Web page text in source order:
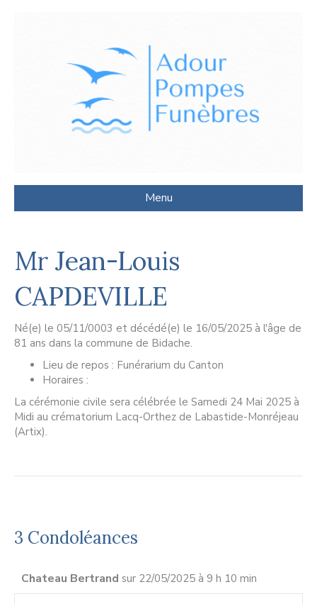
Menu
Mr Jean-Louis
CAPDEVILLE
Né(e) le 05/11/0003 et décédé(e) le 16/05/2025 à l'âge de
81 ans dans la commune de Bidache.
Lieu de repos : Funérarium du Canton
Horaires :
La cérémonie civile sera célébrée le Samedi 24 Mai 2025 à
Midi au crématorium Lacq-Orthez de Labastide-Monréjeau
(Artix).
3 Condoléances
Chateau Bertrand sur 22/05/2025 à 9 h 10 min